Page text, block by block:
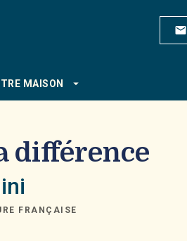
mail
MAISON arrow_drop_down
différence
FRANÇAISE